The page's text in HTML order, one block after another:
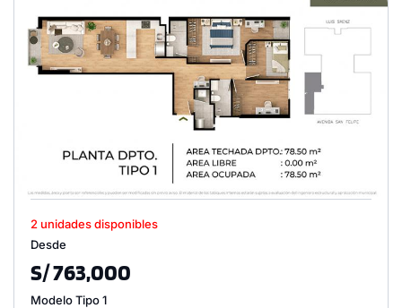
2 unidades disponibles
Desde
S/ 763,000
Modelo Tipo 1